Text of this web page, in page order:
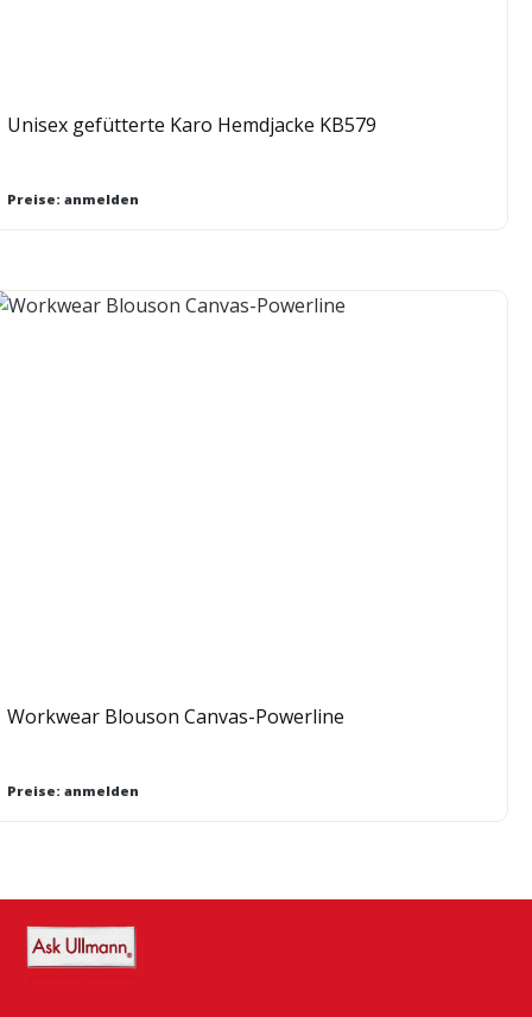
Unisex gefütterte Karo Hemdjacke KB579
Preise: anmelden
Workwear Blouson Canvas-Powerline
Preise: anmelden